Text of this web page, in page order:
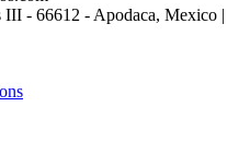
III - 66612 - Apodaca, Mexico |